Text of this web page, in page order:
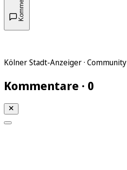
Kölner Stadt-Anzeiger · Community
Kommentare · 0